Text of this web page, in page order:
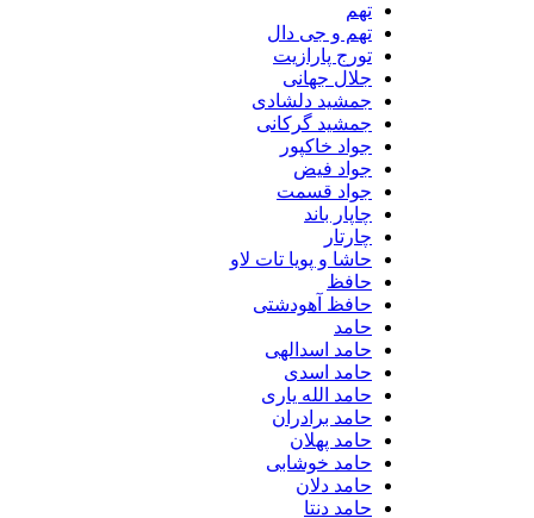
تهم و جی دال
تورج پارازیت
جلال جهانی
جمشید دلشادی
جمشید گرکانی
جواد خاکپور
جواد فیض
جواد قسمت
چاپار باند
چارتار
حاشا و پویا تات لاو
حافظ
حافظ آهودشتی
حامد
حامد اسدالهی
حامد اسدی
حامد الله یاری
حامد برادران
حامد پهلان
حامد خوشابی
حامد دلان
حامد دنتا